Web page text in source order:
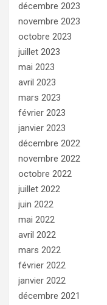
décembre 2023
novembre 2023
octobre 2023
juillet 2023
mai 2023
avril 2023
mars 2023
février 2023
janvier 2023
décembre 2022
novembre 2022
octobre 2022
juillet 2022
juin 2022
mai 2022
avril 2022
mars 2022
février 2022
janvier 2022
décembre 2021